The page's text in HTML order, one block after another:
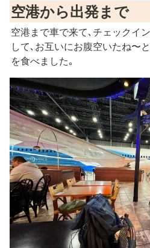
空港から出発まで
空港まで車で来て､チェックイ
して､お互いにお腹空いたね〜
を食べました｡